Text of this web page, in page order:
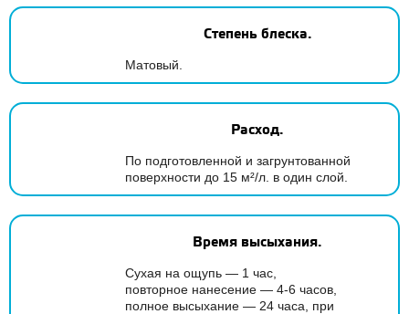
Степень блеска.
Матовый.
Расход.
По подготовленной и загрунтованной
поверхности до 15 м²/л. в один слой.
Время высыхания.
Сухая на ощупь — 1 час,
повторное нанесение — 4-6 часов,
полное высыхание — 24 часа, при